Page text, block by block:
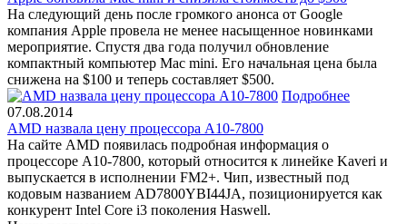
На следующий день после громкого анонса от Google
компания Apple провела не менее насыщенное новинками
мероприятие. Спустя два года получил обновление
компактный компьютер Mac mini. Его начальная цена была
снижена на $100 и теперь составляет $500.
Подробнее
07.08.2014
AMD назвала цену процессора A10-7800
На сайте AMD появилась подробная информация о
процессоре A10-7800, который относится к линейке Kaveri и
выпускается в исполнении FM2+. Чип, известный под
кодовым названием AD7800YBI44JA, позиционируется как
конкурент Intel Core i3 поколения Haswell.